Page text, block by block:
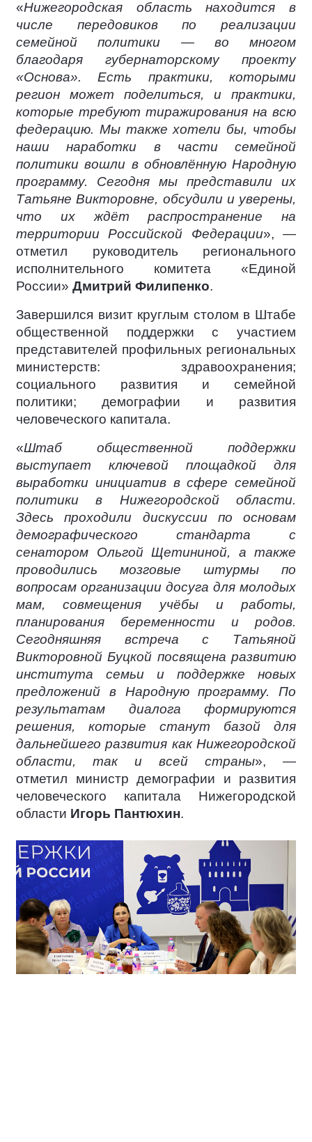
«Нижегородская область находится в
числе передовиков по реализации
семейной политики — во многом
благодаря губернаторскому проекту
«Основа». Есть практики, которыми
регион может поделиться, и практики,
которые требуют тиражирования на всю
федерацию. Мы также хотели бы, чтобы
наши наработки в части семейной
политики вошли в обновлённую Народную
программу. Сегодня мы представили их
Татьяне Викторовне, обсудили и уверены,
что их ждёт распространение на
территории Российской Федерации», —
отметил руководитель регионального
исполнительного комитета «Единой
России» Дмитрий Филипенко.
Завершился визит круглым столом в Штабе
общественной поддержки с участием
представителей профильных региональных
министерств: здравоохранения;
социального развития и семейной
политики; демографии и развития
человеческого капитала.
«Штаб общественной поддержки
выступает ключевой площадкой для
выработки инициатив в сфере семейной
политики в Нижегородской области.
Здесь проходили дискуссии по основам
демографического стандарта с
сенатором Ольгой Щетининой, а также
проводились мозговые штурмы по
вопросам организации досуга для молодых
мам, совмещения учёбы и работы,
планирования беременности и родов.
Сегодняшняя встреча с Татьяной
Викторовной Буцкой посвящена развитию
института семьи и поддержке новых
предложений в Народную программу. По
результатам диалога формируются
решения, которые станут базой для
дальнейшего развития как Нижегородской
области, так и всей страны», —
отметил министр демографии и развития
человеческого капитала Нижегородской
области Игорь Пантюхин.